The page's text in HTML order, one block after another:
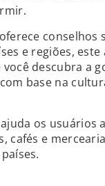
conselhos
e regiões, este
descubra a
base na
os usuários
cafés e